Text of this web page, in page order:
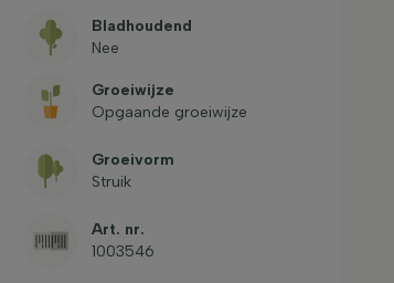
Bladhoudend
Nee
Groeiwijze
Opgaande groeiwijze
Groeivorm
Struik
Art. nr.
1003546